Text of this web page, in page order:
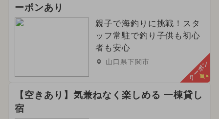
ーポンあり
親子で海釣りに挑戦！スタ
ッフ常駐で釣り子供も初心
者も安心
山口県下関市 クーポン
【空きあり】気兼ねなく楽しめる 一棟貸し
宿